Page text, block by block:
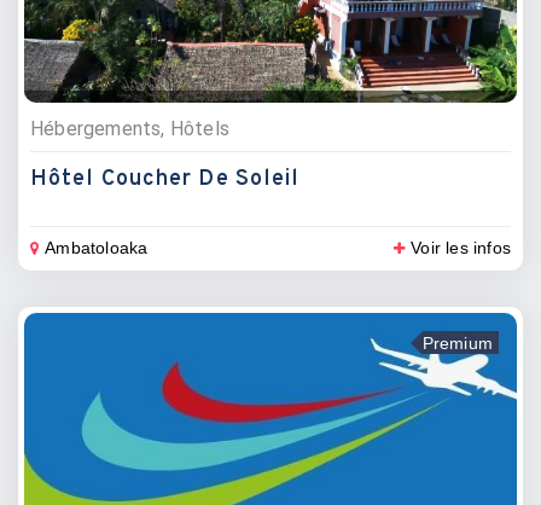
Hébergements, Hôtels
Hôtel Coucher De Soleil
Ambatoloaka Voir les infos
Premium